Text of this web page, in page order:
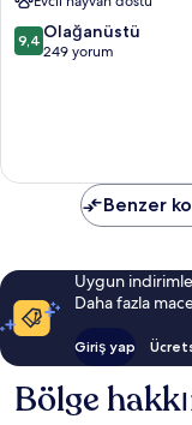
10
üzerinden
9,4 Olağanüstü
249 yorum
Benzer
Uygun
Daha fazla
Giriş yap
Bölge